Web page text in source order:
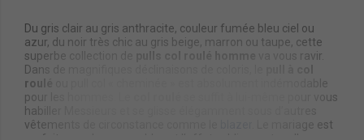
Du gris clair au gris anthracite, couleur fumée bleu ciel ou
azur, du noir très chic au gris beige, marron ou taupe, cette
superbe collection de
va vous ravir.
Dans de magnifiques déclinaisons de coloris, le
roulé
ou pull col « cheminée » est absolument indémodable
pour les hommes. Le
se suffit à lui-même pour vous
habiller Messieurs et se glisse élégamment sous d’autres
vêtements de circonstance comme le
. Le mariage est